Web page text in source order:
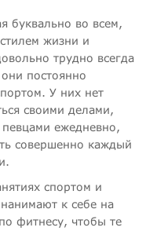
буквально во всем,
жизни и
трудно всегда
постоянно
У них нет
своими делами,
певцами ежедневно,
совершенно каждый
спортом и
к себе на
фитнесу, чтобы те